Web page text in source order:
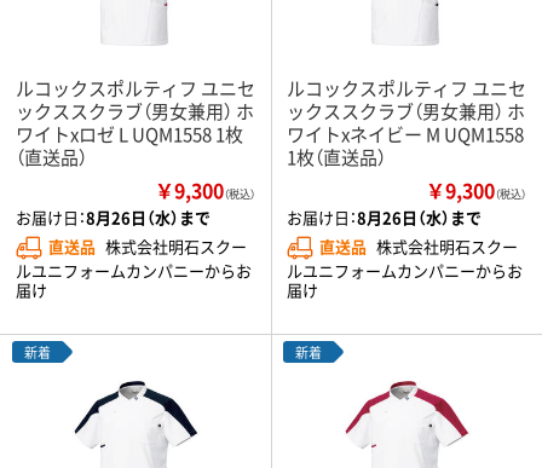
ルコックスポルティフ ユニセ
ックススクラブ（男女兼用） ホ
ワイトxロゼ L UQM1558 1枚
（直送品）
￥9,300（税込）
お届け日：8月26日（水）まで
直送品 株式会社明石スクー
ルユニフォームカンパニーからお
届け
ルコックスポルティフ ユニセ
ックススクラブ（男女兼用） ホ
ワイトxネイビー M UQM1558
1枚（直送品）
￥9,300（税込）
お届け日：8月26日（水）まで
直送品 株式会社明石スクー
ルユニフォームカンパニーからお
届け
新着 新着